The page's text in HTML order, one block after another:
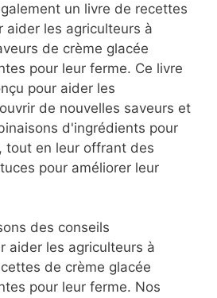
un livre de recettes
aider les agriculteurs à
de crème glacée
pour leur ferme. Ce livre
pour aider les
de nouvelles saveurs et
d'ingrédients pour
tout en leur offrant des
pour améliorer leur
des conseils
aider les agriculteurs à
de crème glacée
pour leur ferme. Nos